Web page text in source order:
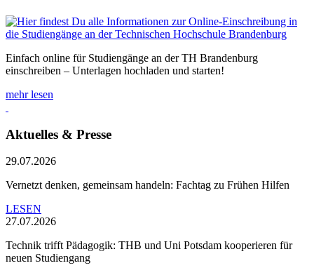
Einfach online für Studiengänge an der TH Brandenburg
einschreiben – Unterlagen hochladen und starten!
mehr lesen
Aktuelles & Presse
29.07.2026
Vernetzt denken, gemeinsam handeln: Fachtag zu Frühen Hilfen
LESEN
27.07.2026
Technik trifft Pädagogik: THB und Uni Potsdam kooperieren für
neuen Studiengang